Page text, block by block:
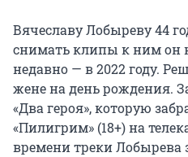
Вячеславу Лобыреву44
снимать клипы к ним он
недавно — в 2022 году.
жене на день рождения.
«Два героя», которую
«Пилигрим» (18+) на
времени треки Лобырева